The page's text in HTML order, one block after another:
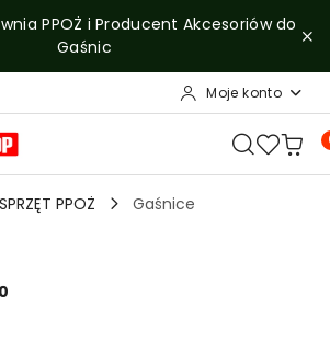
głównej
konto
głównego
PPOŻ i Producent Akcesoriów do
Gaśnic
Moje konto
SPRZĘT PPOŻ Gaśnice
0